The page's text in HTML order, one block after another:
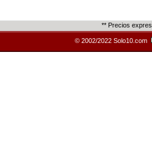
** Precios
© 2002/2022 Solo10.com